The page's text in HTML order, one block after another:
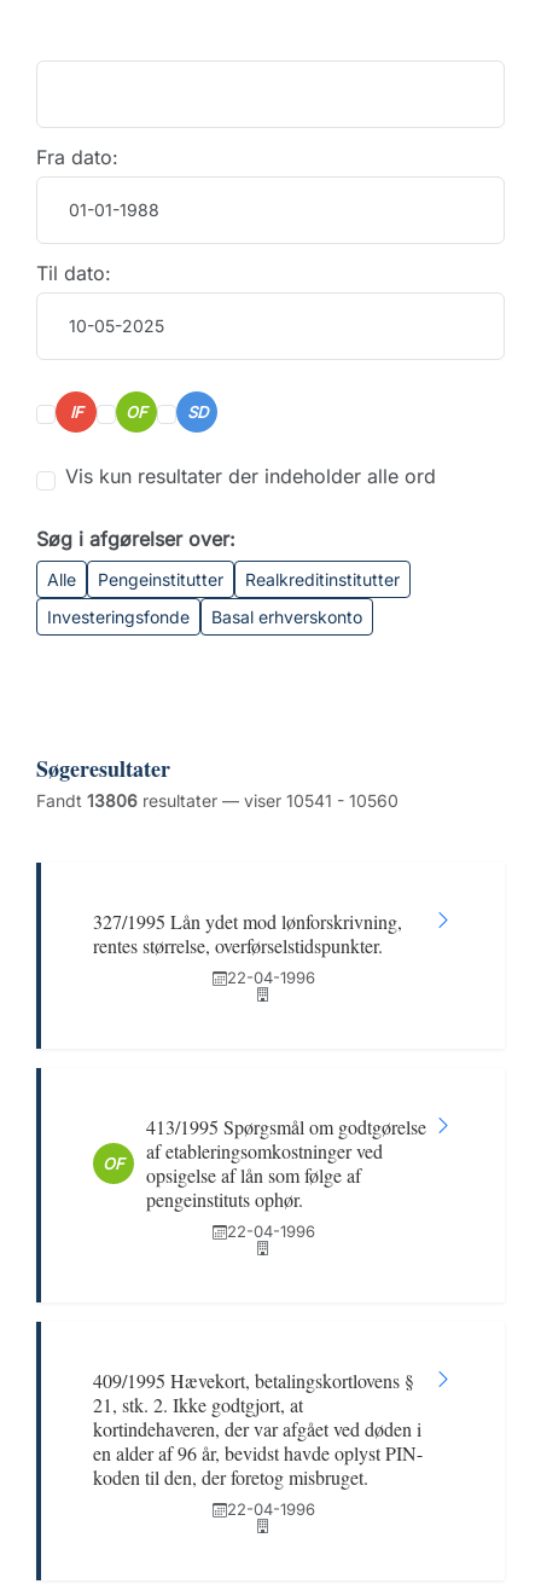
Fra dato:
Til dato:
IF OF SD
Vis kun resultater der indeholder alle ord
Søg i afgørelser over:
Alle Pengeinstitutter
Realkreditinstitutter
Investeringsfonde
Basal erhverskonto
Søgeresultater
Fandt 13806 resultater — viser 10541 - 10560
327/1995 Lån ydet mod lønforskrivning,
rentes størrelse, overførselstidspunkter.
22-04-1996
OF
413/1995 Spørgsmål om godtgørelse
af etableringsomkostninger ved
opsigelse af lån som følge af
pengeinstituts ophør.
22-04-1996
409/1995 Hævekort, betalingskortlovens §
21, stk. 2. Ikke godtgjort, at
kortindehaveren, der var afgået ved døden i
en alder af 96 år, bevidst havde oplyst PIN-
koden til den, der foretog misbruget.
22-04-1996